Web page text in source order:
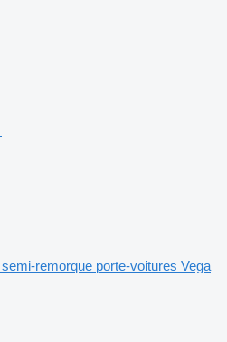
semi-remorque porte-voitures Vega